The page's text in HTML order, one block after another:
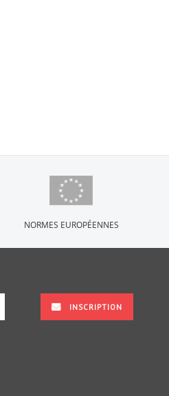
NORMES EUROPÉENNES
INSCRIPTION